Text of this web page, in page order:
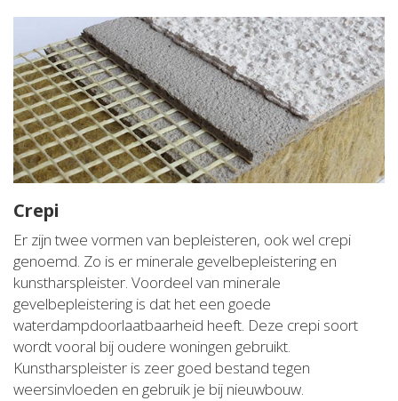
Crepi
Er zijn twee vormen van bepleisteren, ook wel crepi
genoemd. Zo is er minerale gevelbepleistering en
kunstharspleister. Voordeel van minerale
gevelbepleistering is dat het een goede
waterdampdoorlaatbaarheid heeft. Deze crepi soort
wordt vooral bij oudere woningen gebruikt.
Kunstharspleister is zeer goed bestand tegen
weersinvloeden en gebruik je bij nieuwbouw.